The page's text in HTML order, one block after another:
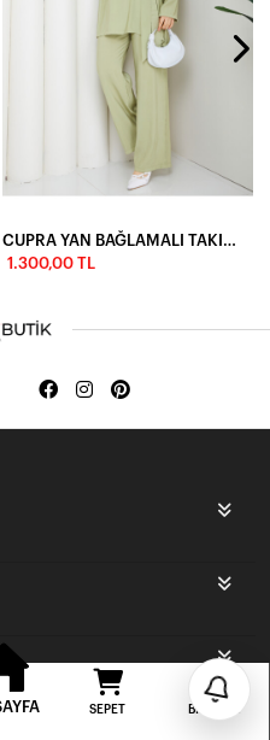
1.300,00 TL
SEPET BILDIRIM